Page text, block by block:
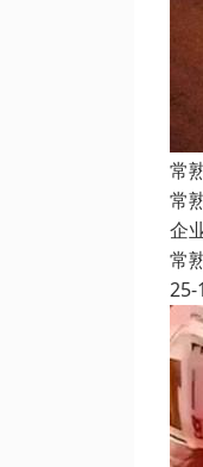
常
常
企
常
25-